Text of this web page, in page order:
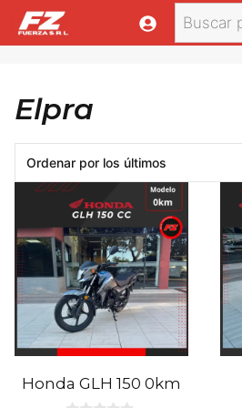
Saltar
al
Buscar
Elpra
Honda GLH 150 0km